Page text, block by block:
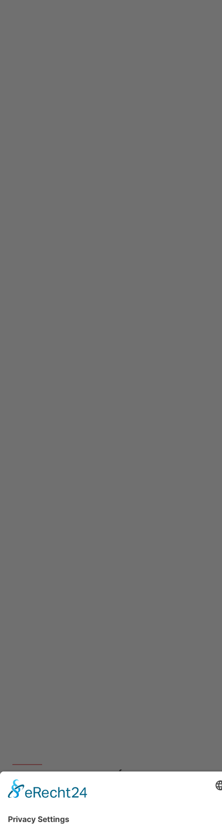
CURSO DE ALEMÁN EN
HORARIO NOCTURNO PARA
PROFESIONALES, AU PAIRS Y
TODOS AQUELLOS QUE DESEAN